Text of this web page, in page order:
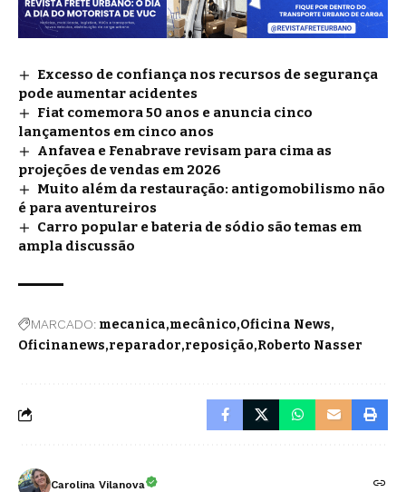
Excesso de confiança nos recursos de segurança
pode aumentar acidentes
Fiat comemora 50 anos e anuncia cinco
lançamentos em cinco anos
Anfavea e Fenabrave revisam para cima as
projeções de vendas em 2026
Muito além da restauração: antigomobilismo não
é para aventureiros
Carro popular e bateria de sódio são temas em
ampla discussão
MARCADO: mecanica mecânico Oficina News
Oficinanews reparador reposição Roberto Nasser
Carolina Vilanova